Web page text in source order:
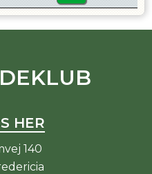
HER
140